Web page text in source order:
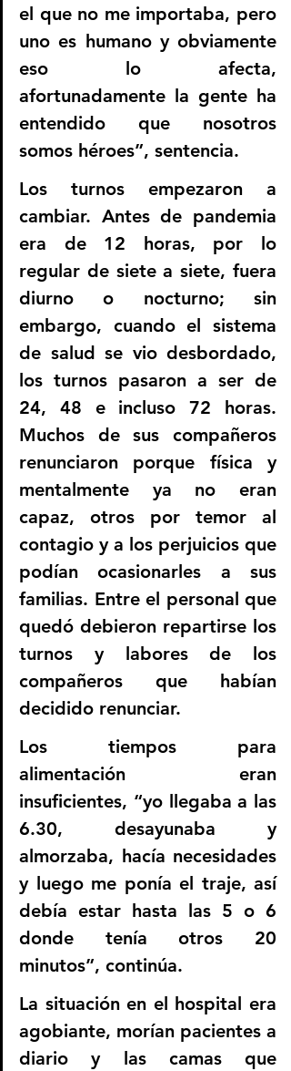
el que no me importaba, pero
uno es humano y obviamente
eso lo afecta,
afortunadamente la gente ha
entendido que nosotros
somos héroes”, sentencia.
Los turnos empezaron a
cambiar. Antes de pandemia
era de 12 horas, por lo
regular de siete a siete, fuera
diurno o nocturno; sin
embargo, cuando el sistema
de salud se vio desbordado,
los turnos pasaron a ser de
24, 48 e incluso 72 horas.
Muchos de sus compañeros
renunciaron porque física y
mentalmente ya no eran
capaz, otros por temor al
contagio y a los perjuicios que
podían ocasionarles a sus
familias. Entre el personal que
quedó debieron repartirse los
turnos y labores de los
compañeros que habían
decidido renunciar.
Los tiempos para
alimentación eran
insuficientes, “yo llegaba a las
6.30, desayunaba y
almorzaba, hacía necesidades
y luego me ponía el traje, así
debía estar hasta las 5 o 6
donde tenía otros 20
minutos”, continúa.
La situación en el hospital era
agobiante, morían pacientes a
diario y las camas que